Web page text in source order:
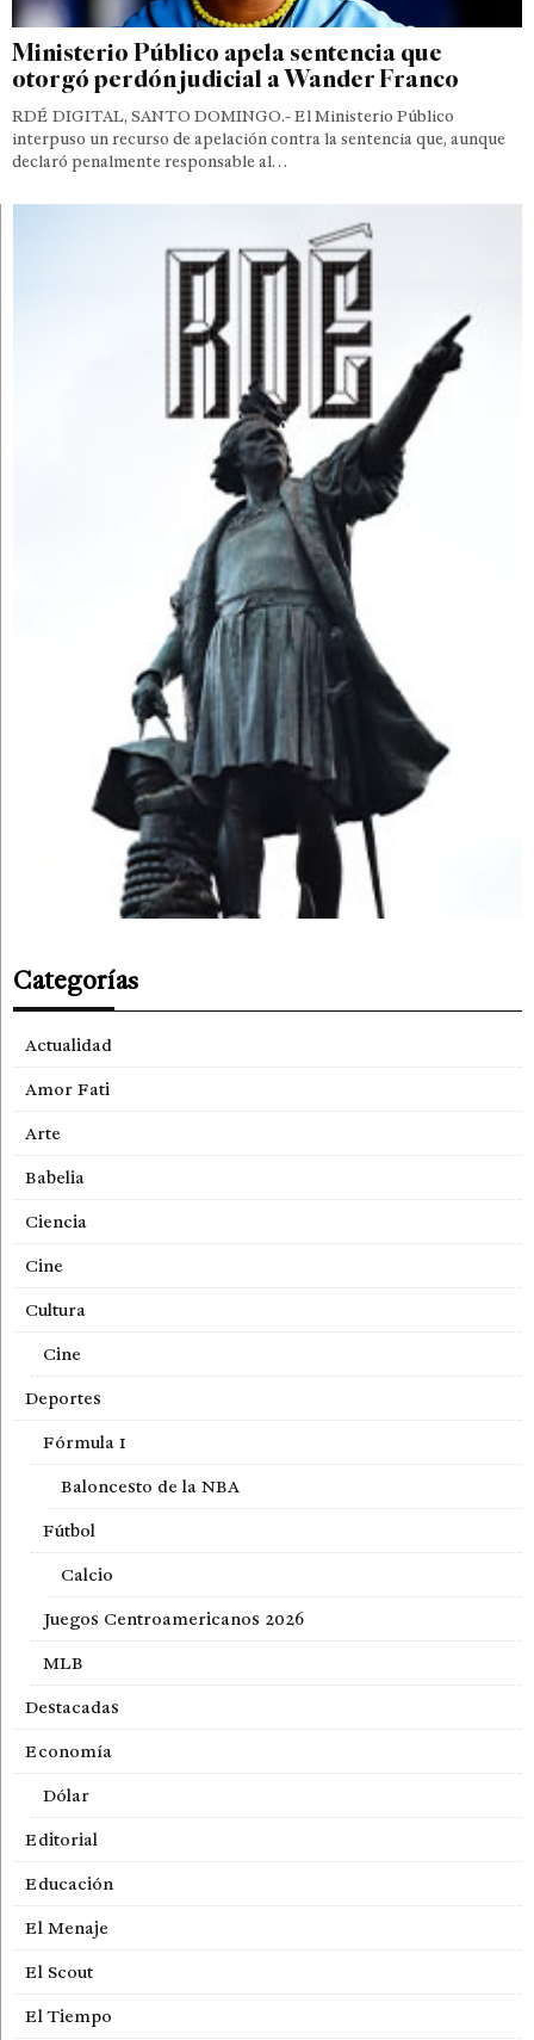
Ministerio Público apela sentencia que
otorgó perdón judicial a Wander Franco
RDÉ DIGITAL, SANTO DOMINGO.- El Ministerio Público
interpuso un recurso de apelación contra la sentencia que, aunque
declaró penalmente responsable al…
Categorías
Actualidad
Amor Fati
Arte
Babelia
Ciencia
Cine
Cultura
Cine
Deportes
Fórmula 1
Baloncesto de la NBA
Fútbol
Calcio
Juegos Centroamericanos 2026
MLB
Destacadas
Economía
Dólar
Editorial
Educación
El Menaje
El Scout
El Tiempo